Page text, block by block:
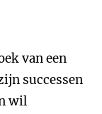
van een
successen
wil